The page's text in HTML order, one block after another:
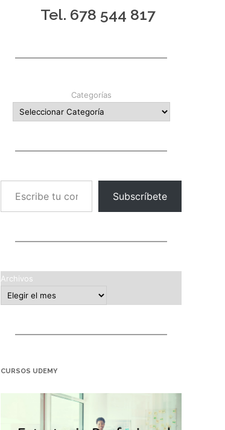
Tel. 678 544 817
Categorías
Escribe tu correo electrónico…
Subscríbete
Archivos
CURSOS UDEMY